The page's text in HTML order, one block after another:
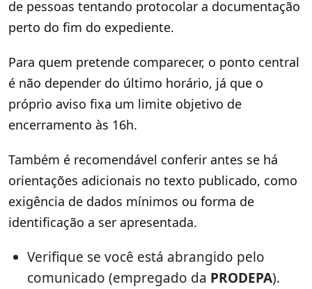
de pessoas tentando protocolar a documentação
perto do fim do expediente.
Para quem pretende comparecer, o ponto central
é não depender do último horário, já que o
próprio aviso fixa um limite objetivo de
encerramento às 16h.
Também é recomendável conferir antes se há
orientações adicionais no texto publicado, como
exigência de dados mínimos ou forma de
identificação a ser apresentada.
Verifique se você está abrangido pelo
comunicado (empregado da PRODEPA).